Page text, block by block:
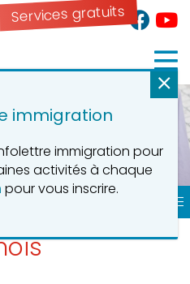
immigration
immigration pour
activités à chaque
pour vous inscrire.
Services gratuits
immigrantes